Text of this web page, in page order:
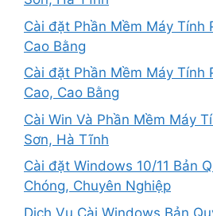
Cài đặt Phần Mềm Máy Tính
Cao Bằng
Cài đặt Phần Mềm Máy Tính
Cao, Cao Bằng
Cài Win Và Phần Mềm Máy
Sơn, Hà Tĩnh
Cài đặt Windows 10/11 Bản
Chóng, Chuyên Nghiệp
Dịch Vụ Cài Windows Bản